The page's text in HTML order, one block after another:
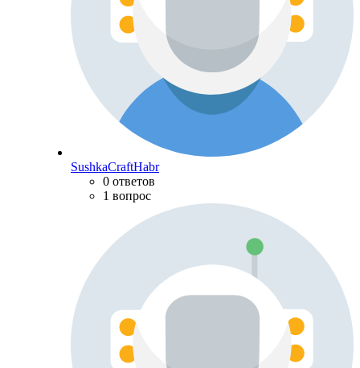
SushkaCraftHabr
0 ответов
1 вопрос